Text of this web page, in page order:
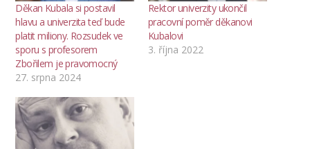
Děkan Kubala si postavil
hlavu a univerzita teď bude
platit miliony. Rozsudek ve
sporu s profesorem
Zbořilem je pravomocný
27. srpna 2024
Rektor univerzity ukončil
pracovní poměr děkanovi
Kubalovi
3. října 2022